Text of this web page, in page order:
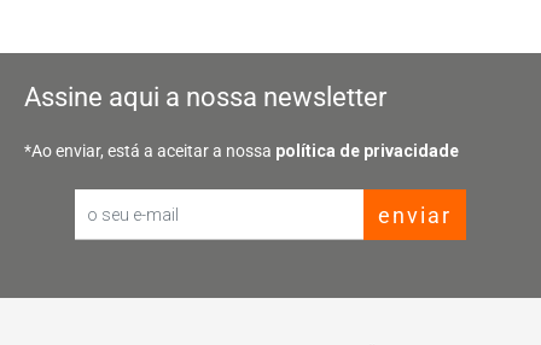
Assine aqui a nossa newsletter
*Ao enviar, está a aceitar a nossa política de privacidade
enviar